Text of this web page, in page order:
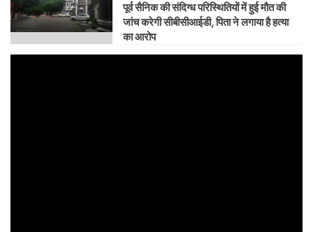
पूर्व सैनिक की संदिग्ध परिस्थितियों में हुई मौत की
जांच करेगी सीबीसीआईडी, पिता ने लगाया है हत्या
का आरोप